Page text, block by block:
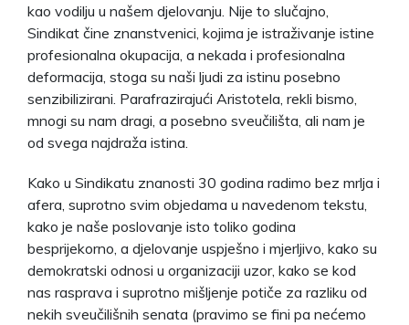
kao vodilju u našem djelovanju. Nije to slučajno,
Sindikat čine znanstvenici, kojima je istraživanje istine
profesionalna okupacija, a nekada i profesionalna
deformacija, stoga su naši ljudi za istinu posebno
senzibilizirani. Parafrazirajući Aristotela, rekli bismo,
mnogi su nam dragi, a posebno sveučilišta, ali nam je
od svega najdraža istina.
Kako u Sindikatu znanosti 30 godina radimo bez mrlja i
afera, suprotno svim objedama u navedenom tekstu,
kako je naše poslovanje isto toliko godina
besprijekorno, a djelovanje uspješno i mjerljivo, kako su
demokratski odnosi u organizaciji uzor, kako se kod
nas rasprava i suprotno mišljenje potiče za razliku od
nekih sveučilišnih senata (pravimo se fini pa nećemo